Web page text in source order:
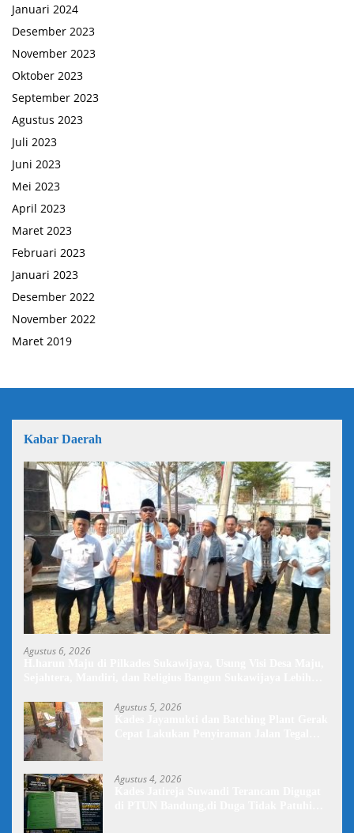
Januari 2024
Desember 2023
November 2023
Oktober 2023
September 2023
Agustus 2023
Juli 2023
Juni 2023
Mei 2023
April 2023
Maret 2023
Februari 2023
Januari 2023
Desember 2022
November 2022
Maret 2019
Kabar Daerah
Agustus 6, 2026
Agustus 5, 2026
Agustus 4, 2026